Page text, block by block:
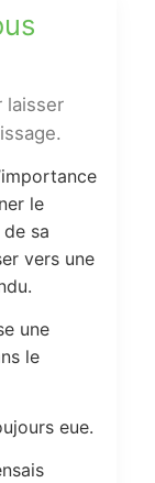
laisser
le
sa
vers une
une
le
eue.